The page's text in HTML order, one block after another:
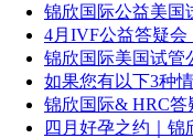
锦欣国际公益美国
4月IVF公益答疑会
锦欣国际美国试管
如果您有以下3种
锦欣国际& HRC答
四月好孕之约｜锦